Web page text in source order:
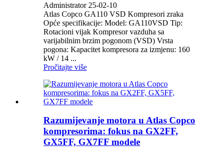
Administrator 25-02-10
Atlas Copco GA110 VSD Kompresori zraka
Opće specifikacije: Model: GA110VSD Tip:
Rotacioni vijak Kompresor vazduha sa
varijabilnim brzim pogonom (VSD) Vrsta
pogona: Kapacitet kompresora za izmjenu: 160
kW / 14 ...
Pročitajte više
Razumijevanje motora u Atlas Copco
kompresorima: fokus na GX2FF,
GX5FF, GX7FF modele